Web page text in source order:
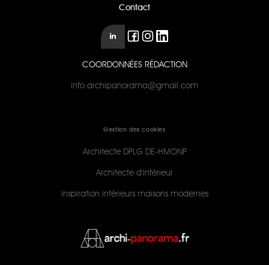
Contact
COORDONNÉES RÉDACTION
info.archipanorama@gmail.com
Gestion des cookies
Architecte DPLG DE-HMONP
Architecte d'intérieur
Inspiration intérieurs maisons modernes